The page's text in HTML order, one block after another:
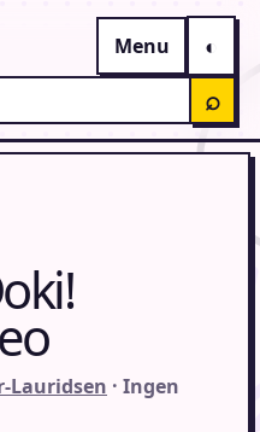
Menu
⌕
Lauridsen · Ingen